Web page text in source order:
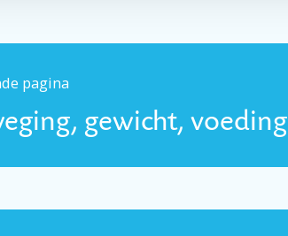
pagina
gewicht, voeding